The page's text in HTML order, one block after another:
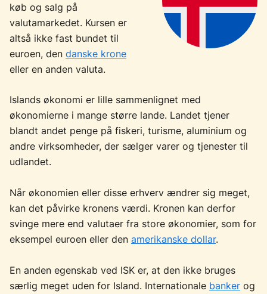
køb og salg på
valutamarkedet. Kursen er
altså ikke fast bundet til
euroen, den danske krone
eller en anden valuta.
Islands økonomi er lille sammenlignet med
økonomierne i mange større lande. Landet tjener
blandt andet penge på fiskeri, turisme, aluminium og
andre virksomheder, der sælger varer og tjenester til
udlandet.
Når økonomien eller disse erhverv ændrer sig meget,
kan det påvirke kronens værdi. Kronen kan derfor
svinge mere end valutaer fra store økonomier, som for
eksempel euroen eller den amerikanske dollar.
En anden egenskab ved ISK er, at den ikke bruges
særlig meget uden for Island. Internationale banker og